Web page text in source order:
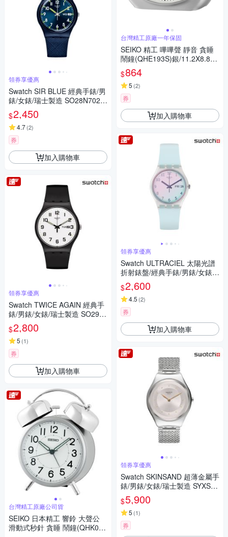
領券享優惠
Swatch SIR BLUE 經典手錶/男
錶/女錶/瑞士製造 SO28N702
(34mm)
$2,450
4.7(2)
券
加入購物車
領券享優惠
Swatch TWICE AGAIN 經典手
錶/男錶/女錶/瑞士製造 SO29B
703 (41mm)
$2,800
5 (1)
券
加入購物車
台灣精工原廠公司貨
SEIKO 日本精工 響鈴 大聲公
滑動式秒針 貪睡 鬧鐘(QHK063
台灣精工原廠一年保固
SEIKO 精工 嗶嗶聲 靜音 貪睡
鬧鐘(QHE193S)銀/11.2X8.8c
m
$864
5 (2)
券
加入購物車
領券享優惠
Swatch ULTRACIEL 太陽光譜
折射錶盤/經典手錶/男錶/女錶/
瑞士製造 GE713 (34mm)
$2,600
4.5 (2)
券
加入購物車
領券享優惠
Swatch SKINSAND 超薄金屬手
錶/男錶/女錶/瑞士製造 SYXS11
7M (38mm)
$5,900
5 (1)
券